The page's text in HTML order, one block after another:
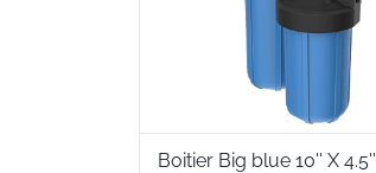
Boitier Big blue 10'' X 4.5''